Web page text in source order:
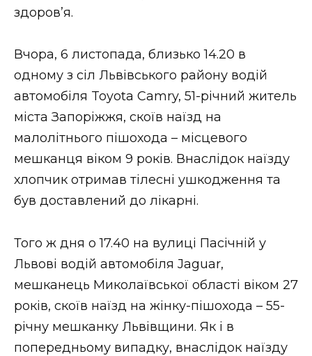
ФОТО
ВІДЕО
здоров’я.
Вчора, 6 листопада, близько 14.20 в
одному з сіл Львівського району водій
автомобіля Toyota Camry, 51-річний житель
міста Запоріжжя, скоїв наїзд на
малолітнього пішохода – місцевого
мешканця віком 9 років. Внаслідок наїзду
хлопчик отримав тілесні ушкодження та
був доставлений до лікарні.
Того ж дня о 17.40 на вулиці Пасічній у
Львові водій автомобіля Jaguar,
мешканець Миколаївської області віком 27
років, скоїв наїзд на жінку-пішохода – 55-
річну мешканку Львівщини. Як і в
попередньому випадку, внаслідок наїзду